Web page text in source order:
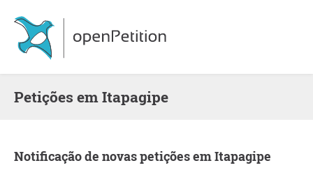
Petições em Itapagipe
Notificação de novas petições em Itapagipe